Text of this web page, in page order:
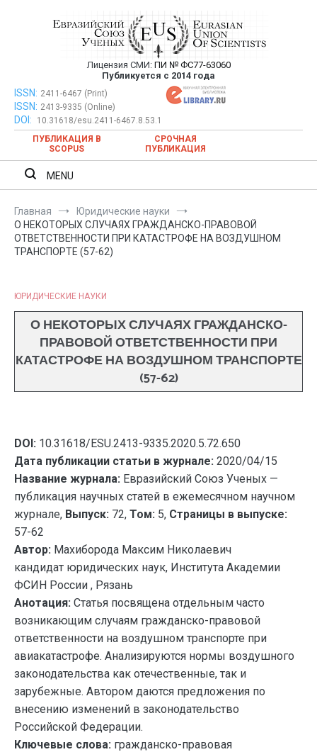
Евразийский Союз Ученых —
публикация научных статей в
ежемесячном научном журнале
Лицензия СМИ: ПИ № ФС77-63060
Публикуется с 2014 года
Евразийский Союз Ученых — публикация научных статей в
ежемесячном научном журнале
ISSN: 2411-6467 (Print)
ISSN: 2413-9335 (Online)
DOI:
10.31618/esu.2411-6467.8.53.1
ПУБЛИКАЦИЯ В
SCOPUS
СРОЧНАЯ
ПУБЛИКАЦИЯ
MENU
Главная
Юридические науки
О НЕКОТОРЫХ СЛУЧАЯХ ГРАЖДАНСКО-ПРАВОВОЙ
ОТВЕТСТВЕННОСТИ ПРИ КАТАСТРОФЕ НА ВОЗДУШНОМ
ТРАНСПОРТЕ (57-62)
ЮРИДИЧЕСКИЕ НАУКИ
О НЕКОТОРЫХ СЛУЧАЯХ ГРАЖДАНСКО-
ПРАВОВОЙ ОТВЕТСТВЕННОСТИ ПРИ
КАТАСТРОФЕ НА ВОЗДУШНОМ ТРАНСПОРТЕ
(57-62)
DOI: 10.31618/ESU.2413-9335.2020.5.72.650
Дата публикации статьи в журнале: 2020/04/15
Название журнала: Евразийский Союз Ученых —
публикация научных статей в ежемесячном научном
журнале, Выпуск: 72, Том: 5, Страницы в выпуске:
57-62
Автор: Махиборода Максим Николаевич
кандидат юридических наук, Института Академии
ФСИН России , Рязань
Анотация: Статья посвящена отдельным часто
возникающим случаям гражданско-правовой
ответственности на воздушном транспорте при
авиакатастрофе. Анализируются нормы воздушного
законодательства как отечественные, так и
зарубежные. Автором даются предложения по
внесению изменений в законодательство
Российской Федерации.
Ключевые слова: гражданско-правовая